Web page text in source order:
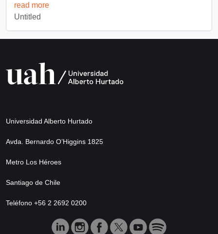
read more
Untitled
Universidad Alberto Hurtado
Avda. Bernardo O’Higgins 1825
Metro Los Héroes
Santiago de Chile
Teléfono +56 2 2692 0200